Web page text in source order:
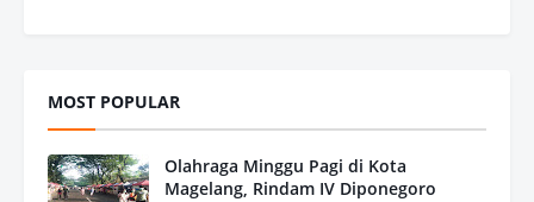
MOST POPULAR
Olahraga Minggu Pagi di Kota
Magelang, Rindam IV Diponegoro